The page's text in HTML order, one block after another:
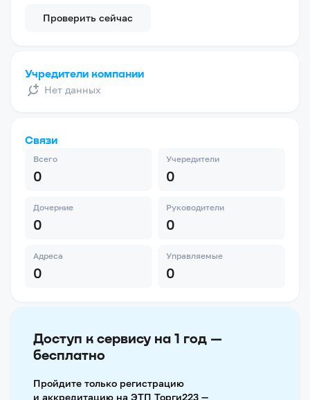
Проверить сейчас
Учредители компании
Нет данных
Связи
Всего
0
Учередители
0
Дочерние
0
Руководители
0
Адреса
0
Управляемые
0
Доступ к сервису на 1 год —
бесплатно
Пройдите только регистрацию
и аккредитацию на ЭТП Торги223 —